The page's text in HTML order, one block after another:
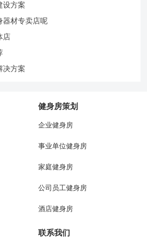
设方案
器材专卖店呢
店
决方案
健身房策划
企业健身房
事业单位健身房
家庭健身房
公司员工健身房
酒店健身房
联系我们